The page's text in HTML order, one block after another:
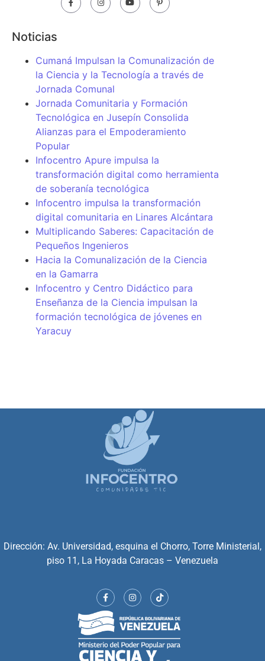
Noticias
Cumaná Impulsan la Comunalización de
la Ciencia y la Tecnología a través de
Jornada Comunal
Jornada Comunitaria y Formación
Tecnológica en Jusepín Consolida
Alianzas para el Empoderamiento
Popular
Infocentro Apure impulsa la
transformación digital como herramienta
de soberanía tecnológica
Infocentro impulsa la transformación
digital comunitaria en Linares Alcántara
Multiplicando Saberes: Capacitación de
Pequeños Ingenieros
Hacia la Comunalización de la Ciencia
en la Gamarra
Infocentro y Centro Didáctico para
Enseñanza de la Ciencia impulsan la
formación tecnológica de jóvenes en
Yaracuy
Dirección: Av. Universidad, esquina el Chorro, Torre Ministerial,
piso 11, La Hoyada Caracas – Venezuela